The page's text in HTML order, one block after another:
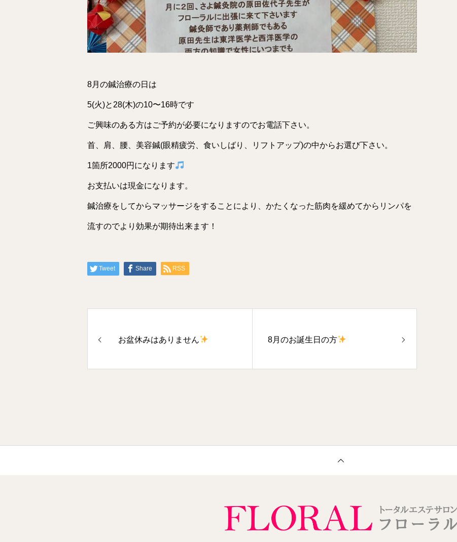
8月の鍼治療の日は
5(火)と28(木)の10〜16時です
ご興味のある方はご予約が必要になりますのでお電話下さい。
首、肩、腰、美容鍼(眼精疲労、食いしばり、リフトアップ)の中からお選び下さい。
1箇所2000円になります
お支払いは現金になります。
鍼治療をしてからマッサージをすることにより、かたくなった筋肉を緩めてからリンパを
流すのでより効果が期待出来ます！
Tweet Share RSS
お盆休みはありません 8月のお誕生日の方